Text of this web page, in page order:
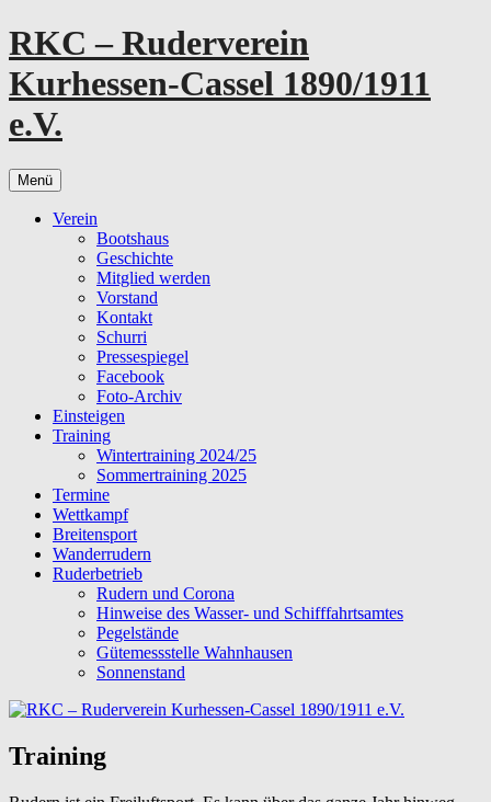
Zum
Inhalt
springen
RKC – Ruderverein
Kurhessen-Cassel 1890/1911
e.V.
Menü
Verein
Bootshaus
Geschichte
Mitglied werden
Vorstand
Kontakt
Schurri
Pressespiegel
Facebook
Foto-Archiv
Einsteigen
Training
Wintertraining 2024/25
Sommertraining 2025
Termine
Wettkampf
Breitensport
Wanderrudern
Ruderbetrieb
Rudern und Corona
Hinweise des Wasser- und Schifffahrtsamtes
Pegelstände
Gütemessstelle Wahnhausen
Sonnenstand
Training